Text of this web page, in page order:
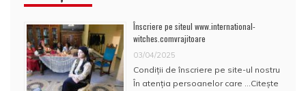
Înscriere pe siteul www.international-
witches.comvrajitoare
03/04/2025
Condiţii de înscriere pe site-ul nostru
În atenţia persoanelor care …Citește